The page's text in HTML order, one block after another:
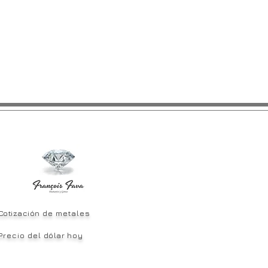
de metales
del dólar hoy